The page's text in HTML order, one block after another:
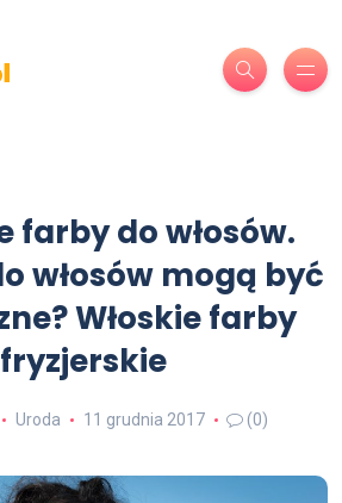
farby do włosów.
włosów mogą być
Włoskie farby
Uroda 11 grudnia 2017 (0)